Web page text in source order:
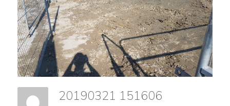
20190321 151606